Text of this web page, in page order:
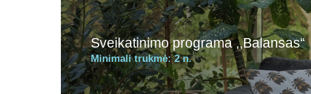
Sveikatinimo programa ,,Balansas“
Minimali trukmė: 2 n.